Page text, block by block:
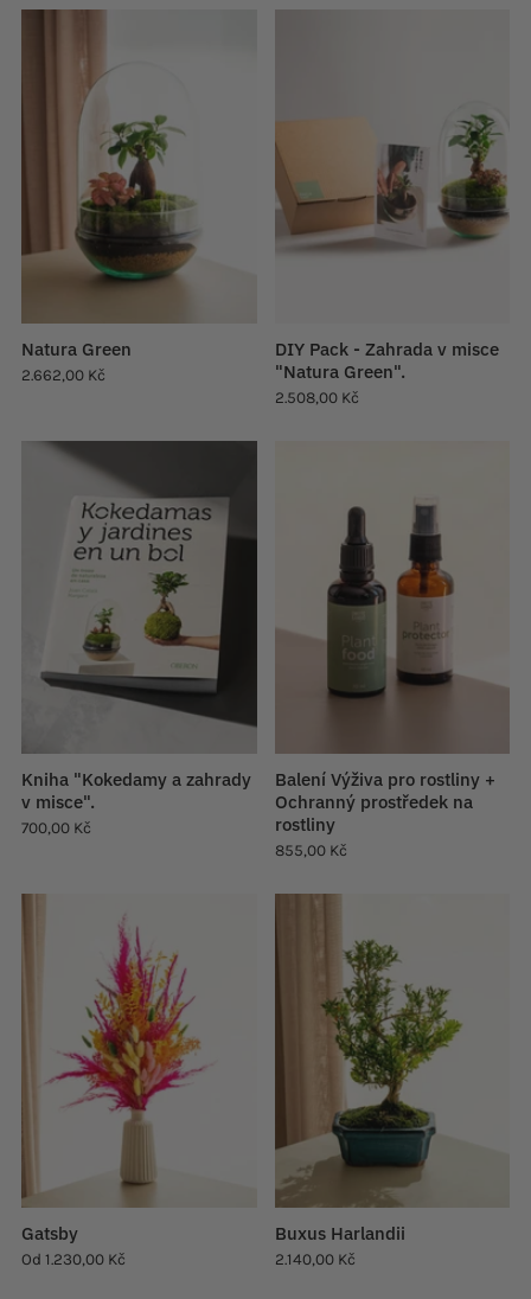
Natura Green
2.662,00 Kč
DIY Pack - Zahrada v misce
"Natura Green".
2.508,00 Kč
Kniha "Kokedamy a zahrady
v misce".
700,00 Kč
Balení Výživa pro rostliny +
Ochranný prostředek na
rostliny
855,00 Kč
Gatsby
Od 1.230,00 Kč
Buxus Harlandii
2.140,00 Kč